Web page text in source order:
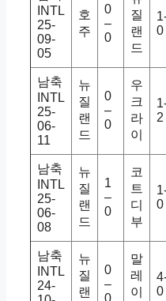
INTL
25-
09-
05
호
주
0
–
0
질
랜
드
0
남축
INTL
25-
06-
11
뉴
질
랜
드
0
–
0
우
크
라
이
2
남축
INTL
25-
06-
08
뉴
질
랜
드
1
–
0
코
트
디
부
0
남축
INTL
24-
뉴
질
랜
0
–
0
말
레
이
0